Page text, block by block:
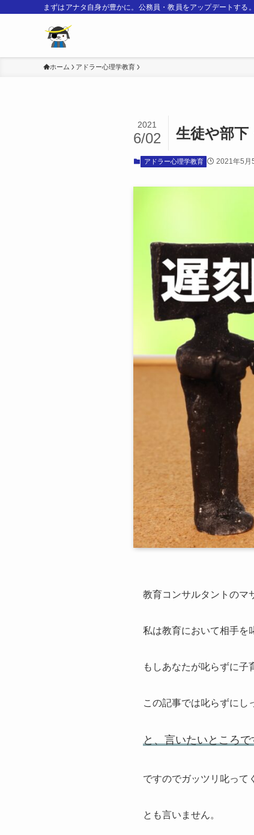
まずはアナタ自身が豊かに。公務員・教員をアップデートする。
ホーム アドラー心理学教育
生徒や部
2021
6/02
アドラー心理学教育 2021年5月
教育コンサルタントのマ
私は教育において相手を
もしあなたが叱らずに
この記事では叱らずにし
と、言いたいところ
ですのでガッツリ叱って
とも言いません。